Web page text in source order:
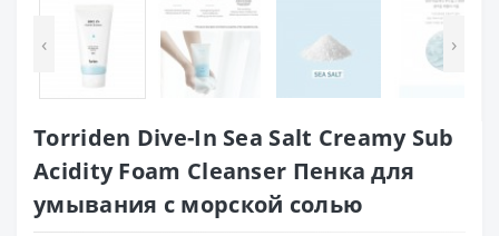
‹ ›
Torriden Dive-In Sea Salt Creamy Sub
Acidity Foam Cleanser Пенка для
умывания с морской солью